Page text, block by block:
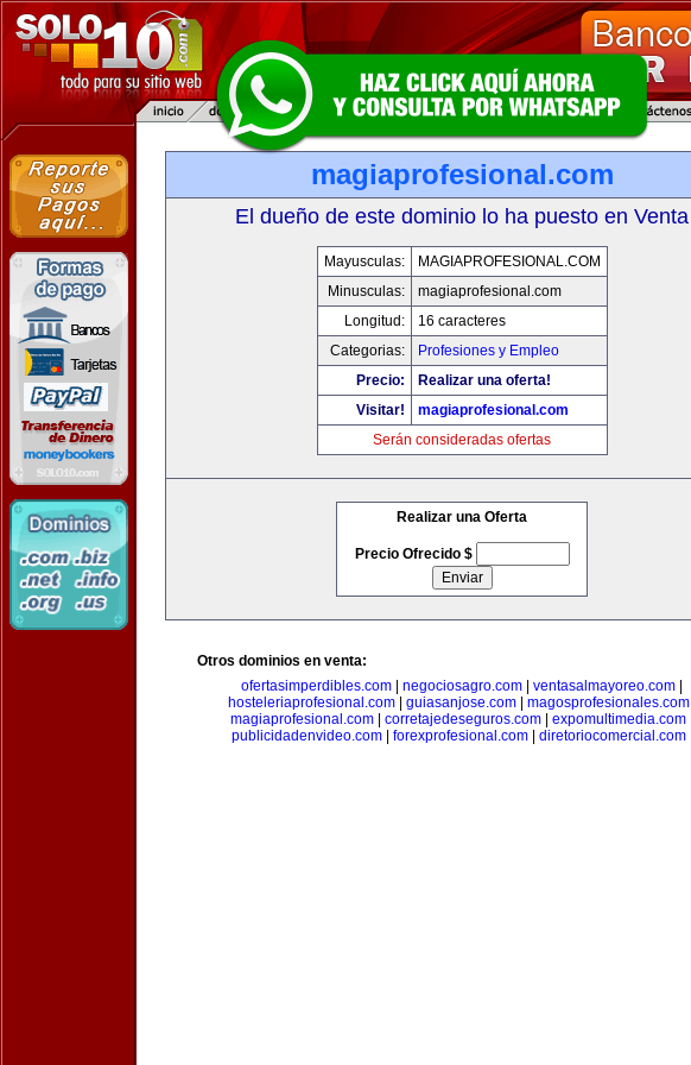
magiaprofesional.com
El dueño de este dominio lo ha puesto en Venta
Mayusculas:
MAGIAPROFESIONAL.COM
Minusculas:
magiaprofesional.com
Longitud:
16 caracteres
Categorias:
Profesiones y Empleo
Precio:
Realizar una oferta!
Visitar!
magiaprofesional.com
Serán consideradas ofertas
Realizar una Oferta
Precio Ofrecido $
Otros dominios en venta:
ofertasimperdibles.com
negociosagro.com ventasalmayoreo.com
hosteleriaprofesional.com| guiasanjose.com| magosprofesionales.com|
magiaprofesional.com
corretajedeseguros.com expomultimedia.com
publicidadenvideo.com| forexprofesional.com| diretoriocomercial.com|